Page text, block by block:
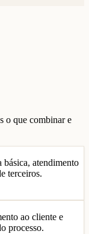
o que combinar e
atendimento
terceiros.
ao cliente e
processo.